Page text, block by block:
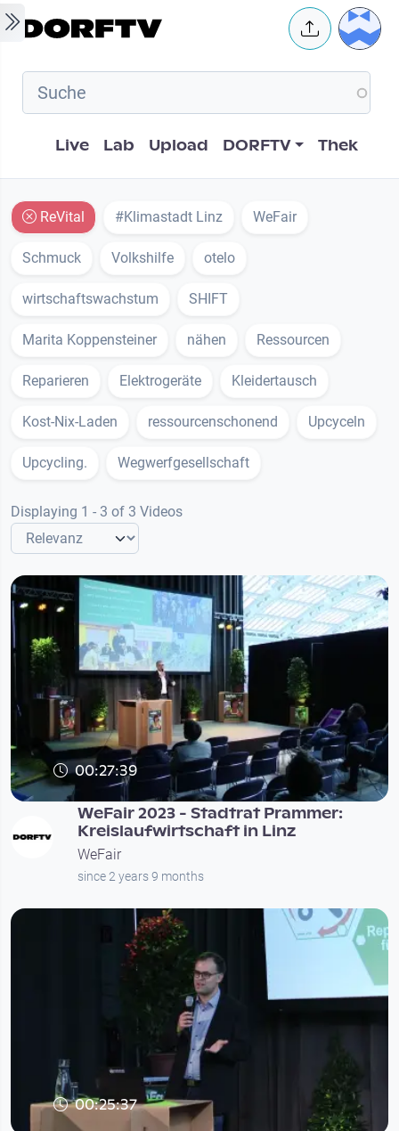
Skip to main content User
Hauptnavigation
Live Lab Upload DORFTV Thek
ReVital #Klimastadt Linz WeFair
Schmuck Volkshilfe otelo
wirtschaftswachstum SHIFT
Marita Koppensteiner nähen Ressourcen
Reparieren Elektrogeräte Kleidertausch
Kost-Nix-Laden ressourcenschonend Upcyceln
Upcycling. Wegwerfgesellschaft
Displaying 1 - 3 of 3 Videos
00:27:39
WeFair 2023 - Stadtrat Prammer:
Kreislaufwirtschaft in Linz
WeFair
since 2 years 9 months
00:25:37